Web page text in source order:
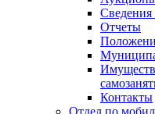
Отчеты
Контакты
Отдел по